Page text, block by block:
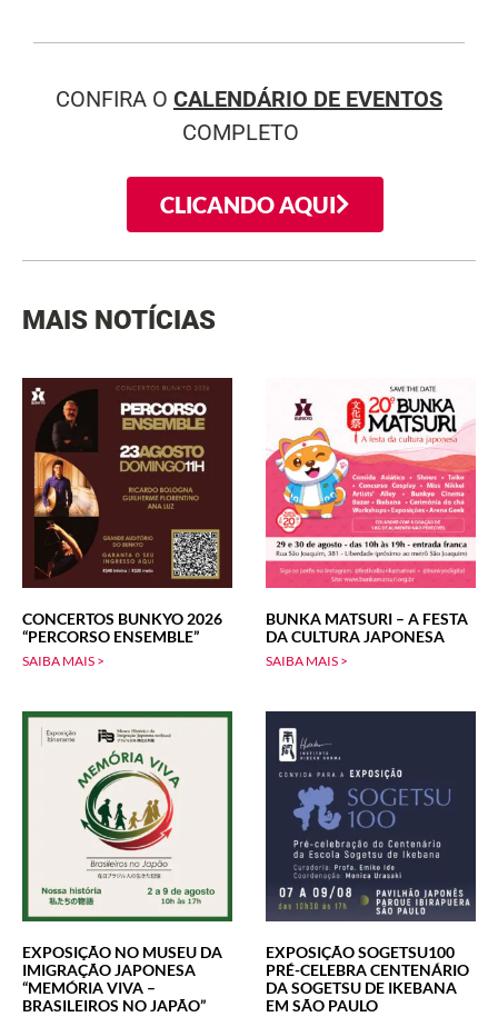
CONFIRA O CALENDÁRIO DE EVENTOS
COMPLETO
CLICANDO AQUI
MAIS NOTÍCIAS
CONCERTOS BUNKYO 2026
“PERCORSO ENSEMBLE”
SAIBA MAIS >
BUNKA MATSURI – A FESTA
DA CULTURA JAPONESA
SAIBA MAIS >
EXPOSIÇÃO NO MUSEU DA
IMIGRAÇÃO JAPONESA
“MEMÓRIA VIVA –
BRASILEIROS NO JAPÃO”
EXPOSIÇÃO SOGETSU100
PRÉ-CELEBRA CENTENÁRIO
DA SOGETSU DE IKEBANA
EM SÃO PAULO